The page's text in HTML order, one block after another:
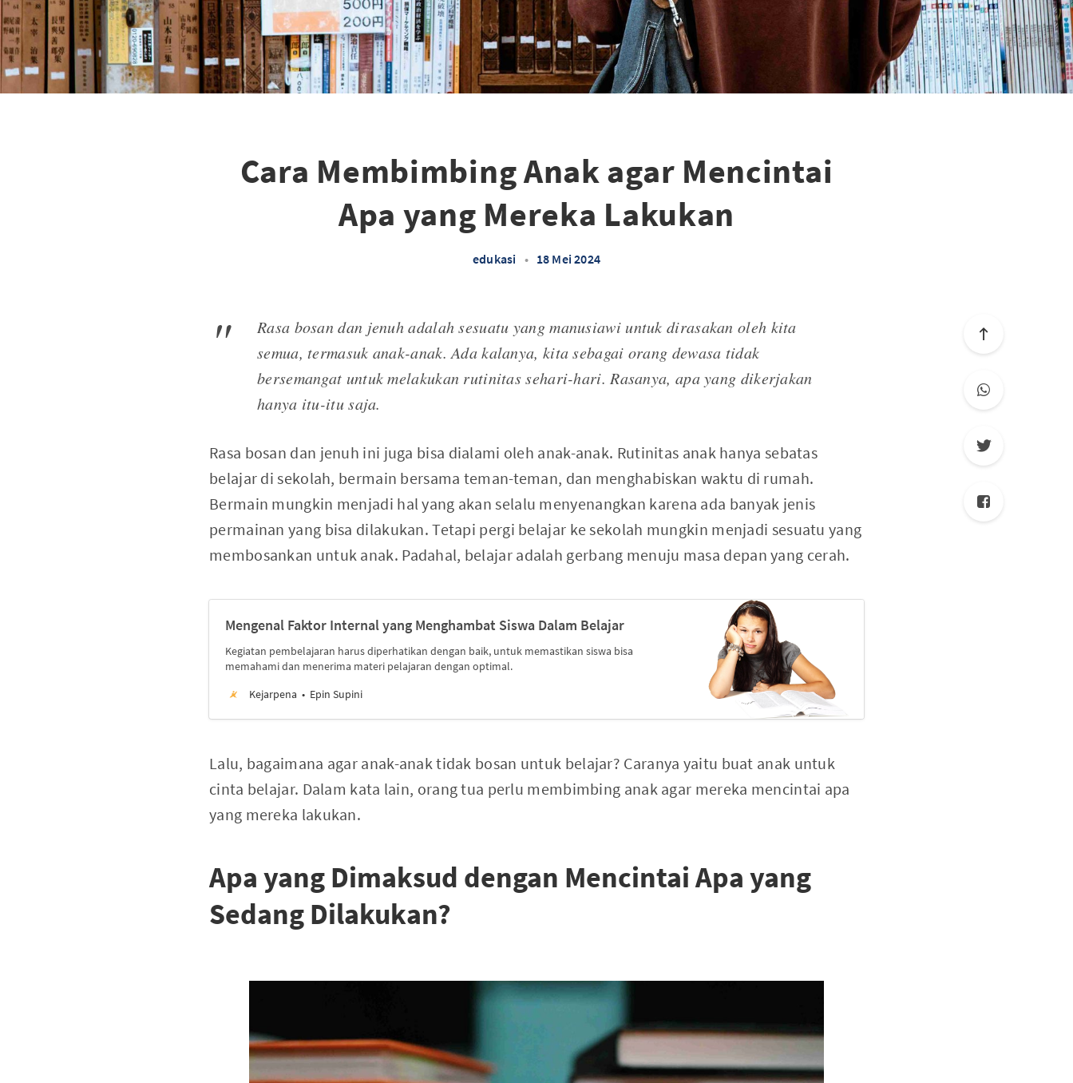
Cara Membimbing Anak agar Mencintai
Apa yang Mereka Lakukan
edukasi • 18 Mei 2024
Rasa bosan dan jenuh adalah sesuatu yang manusiawi untuk dirasakan oleh kita
semua, termasuk anak-anak. Ada kalanya, kita sebagai orang dewasa tidak
bersemangat untuk melakukan rutinitas sehari-hari. Rasanya, apa yang dikerjakan
hanya itu-itu saja.
Rasa bosan dan jenuh ini juga bisa dialami oleh anak-anak. Rutinitas anak hanya sebatas
belajar di sekolah, bermain bersama teman-teman, dan menghabiskan waktu di rumah.
Bermain mungkin menjadi hal yang akan selalu menyenangkan karena ada banyak jenis
permainan yang bisa dilakukan. Tetapi pergi belajar ke sekolah mungkin menjadi sesuatu yang
membosankan untuk anak. Padahal, belajar adalah gerbang menuju masa depan yang cerah.
Mengenal Faktor Internal yang Menghambat Siswa Dalam Belajar
Kegiatan pembelajaran harus diperhatikan dengan baik, untuk memastikan siswa bisa
memahami dan menerima materi pelajaran dengan optimal.
Kejarpena
Epin Supini
Lalu, bagaimana agar anak-anak tidak bosan untuk belajar? Caranya yaitu buat anak untuk
cinta belajar. Dalam kata lain, orang tua perlu membimbing anak agar mereka mencintai apa
yang mereka lakukan.
Apa yang Dimaksud dengan Mencintai Apa yang
Sedang Dilakukan?